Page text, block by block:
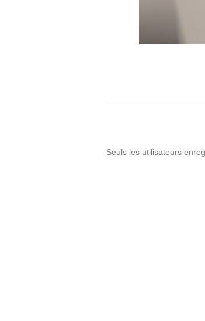
Seuls les utilisateurs